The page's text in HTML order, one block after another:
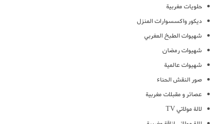
حلويات مغربية
ديكور واكسسوارات المنزل
شهيوات الطبخ المغربي
شهيوات رمضان
شهيوات عالمية
صور النقش الحناء
عصائر و مقبلات مغربية
لالة مولاتي TV